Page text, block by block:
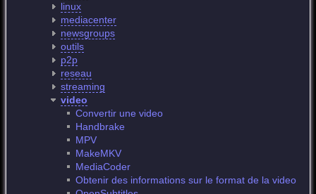
linux
mediacenter
newsgroups
outils
p2p
reseau
streaming
video
Convertir une video
Handbrake
MPV
MakeMKV
MediaCoder
Obtenir des informations sur le format de la video